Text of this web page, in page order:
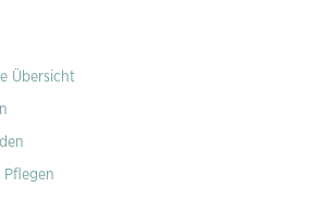
Übersicht
Pflegen